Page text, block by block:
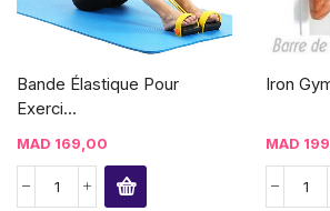
Bande Élastique Pour
Exerci...
MAD 169,00
Iron
MAD